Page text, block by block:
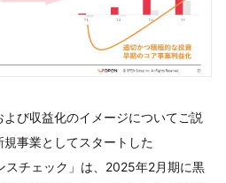
よび収益化のイメージについてご説
事業としてスタートした
スチェック」は、2025年2月期に黒